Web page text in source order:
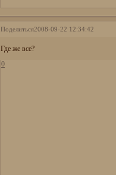
Поделиться2008-09-22 12:34:42
Где же все?
0